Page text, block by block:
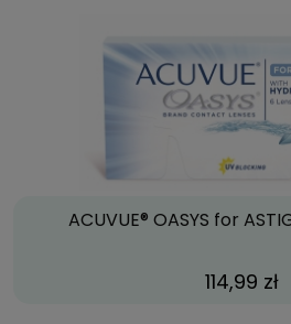
ACUVUE® OASYS for
114,99 zł